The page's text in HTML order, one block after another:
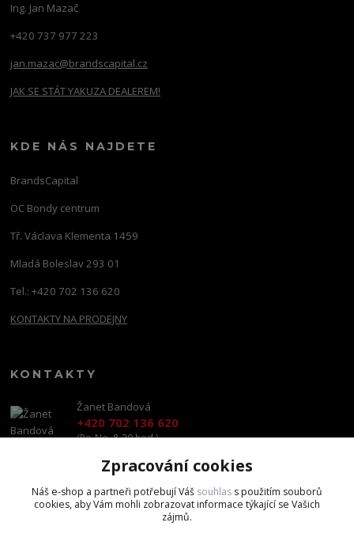
Ing. Jan Mazač
+420 737 977 223
jan.mazac@brandscapital.cz
JAK SE STÁT YAKUZA DEALEREM!
KDE NÁS NAJDETE
BrandsCapital
OC Bondy centrum
Tř. Václava Klementa 1459
Mladá Boleslav 293 01
Tel.: +420 702 136 620
KONTAKTY NA PRODEJNY
KONTAKTY
Žanet Bandová
+420 702 136 620
(Po-Ne, 8-20 hod.)
shop@brandscapital.cz
Zpracování cookies
Náš e-shop a partneři potřebují Váš souhlas s použitím souborů
cookies, aby Vám mohli zobrazovat informace týkající se Vašich
zájmů.